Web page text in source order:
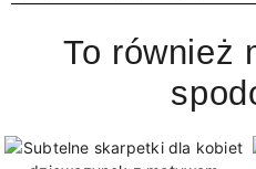
To również